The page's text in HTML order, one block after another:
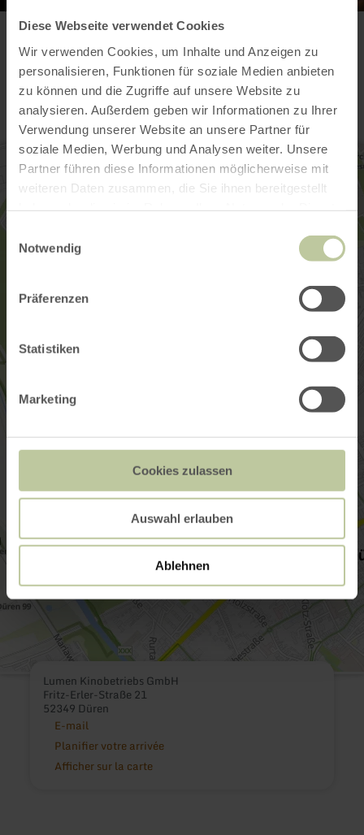
Diese Webseite verwendet Cookies
Wir verwenden Cookies, um Inhalte und Anzeigen zu
personalisieren, Funktionen für soziale Medien anbieten
zu können und die Zugriffe auf unsere Website zu
analysieren. Außerdem geben wir Informationen zu Ihrer
Verwendung unserer Website an unsere Partner für
soziale Medien, Werbung und Analysen weiter. Unsere
Partner führen diese Informationen möglicherweise mit
weiteren Daten zusammen, die Sie ihnen bereitgestellt
Notwendig
Präferenzen
Statistiken
Marketing
Cookies zulassen
Auswahl erlauben
Ablehnen
Contact
Lumen Kinobetriebs GmbH
Fritz-Erler-Straße 21
52349 Düren
E-mail
Planifier votre arrivée
Afficher sur la carte